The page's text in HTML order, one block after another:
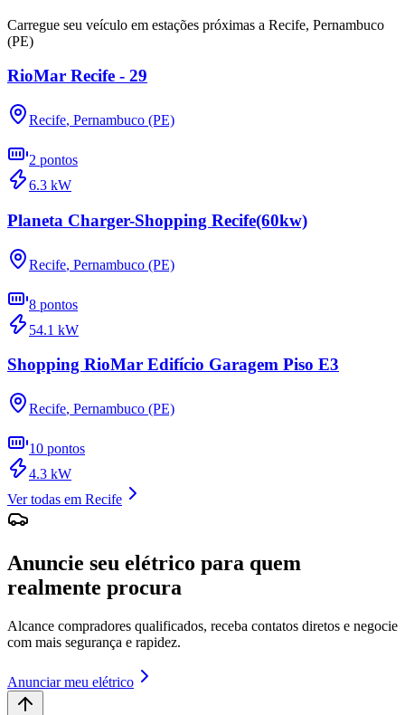
Carregue seu veículo em estações próximas a Recife, Pernambuco
(PE)
RioMar Recife - 29
Recife, Pernambuco (PE)
2 pontos
6.3 kW
Planeta Charger-Shopping Recife(60kw)
Recife, Pernambuco (PE)
8 pontos
54.1 kW
Shopping RioMar Edifício Garagem Piso E3
Recife, Pernambuco (PE)
10 pontos
4.3 kW
Ver todas em Recife
Anuncie seu elétrico para quem
realmente procura
Alcance compradores qualificados, receba contatos diretos e negocie
com mais segurança e rapidez.
Anunciar meu elétrico